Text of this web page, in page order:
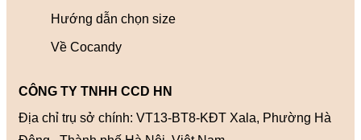
CÔNG TY TNHH CCD HN
Địa chỉ trụ sở chính: VT13-BT8-KĐT Xala, Phường Hà
Hướng dẫn chọn size
Về Cocandy